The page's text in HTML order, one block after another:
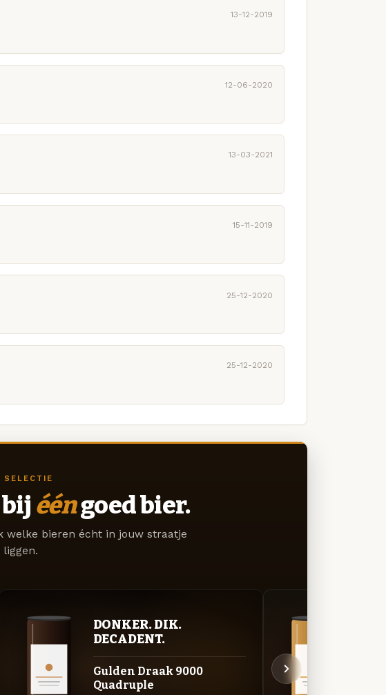
13-12-2019
12-06-2020
13-03-2021
15-11-2019
25-12-2020
25-12-2020
SELECTIE
ééngoed bier.
welke bieren écht in jouw straatje
liggen.
DONKER. DIK.
DECADENT.
Gulden Draak 9000
Quadruple